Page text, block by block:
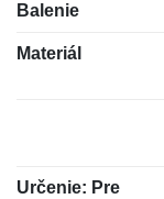
Balenie
Materiál
Určenie: Pre